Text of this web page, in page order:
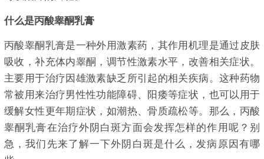
什么是丙酸睾酮乳膏
丙酸睾酮乳膏是一种外用激素药，其作用机理是通过皮肤
吸收，补充体内睾酮，调节性激素水平，改善相关症状。
主要用于治疗因雄激素缺乏所引起的相关疾病。这种药物
常被用来治疗男性性功能障碍、阳痿等症状，也可以用于
缓解女性更年期症状，如潮热、骨质疏松等。那么，丙酸
睾酮乳膏在治疗外阴白斑方面会发挥怎样的作用呢？别
急，我们先来了解一下外阴白斑是什么，发病原因有哪